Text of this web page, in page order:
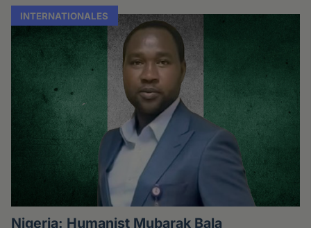
INTERNATIONALES
Nigeria: Humanist Mubarak Bala